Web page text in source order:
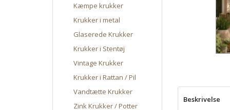
Kæmpe krukker
Krukker i metal
Glaserede Krukker
Krukker i Stentøj
Vintage Krukker
Krukker i Rattan / Pil
Vandtætte Krukker
Zink Krukker / Potter
Beskrivelse